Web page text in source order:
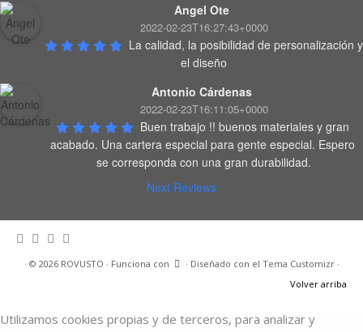
Angel Ote
2022-02-23T16:27:43+0000
La calidad, la posibilidad de personalización y
el diseño
Antonio Cárdenas
2022-02-23T16:11:05+0000
Buen trabajo !! buenos materiales y gran
acabado. Una cartera especial para gente especial. Espero
se corresponda con una gran durabilidad.
Next Reviews
· © 2026 ROVUSTO · Funciona con · Diseñado con el Tema Customizr·
Volver arriba
Utilizamos cookies propias y de terceros, para analizar y